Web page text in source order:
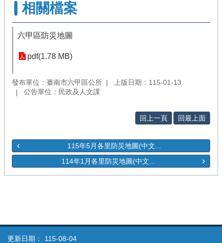
相關檔案
六甲區防災地圖
pdf(1.78 MB)
發布單位：臺南市六甲區公所
上版日期：115-01-13
公告單位：民政及人文課
回上一頁 回最上面
115年5月各里防災地圖(中文...
114年1月各里防災地圖(中文...
更新日期： 115-08-04